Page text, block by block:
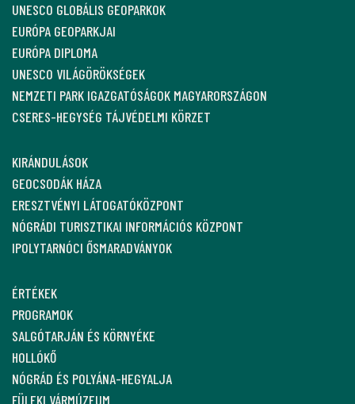
UNESCO GLOBÁLIS GEOPARKOK
EURÓPA GEOPARKJAI
EURÓPA DIPLOMA
UNESCO VILÁGÖRÖKSÉGEK
NEMZETI PARK IGAZGATÓSÁGOK MAGYARORSZÁGON
CSERES-HEGYSÉG TÁJVÉDELMI KÖRZET
KIRÁNDULÁSOK
GEOCSODÁK HÁZA
ERESZTVÉNYI LÁTOGATÓKÖZPONT
NÓGRÁDI TURISZTIKAI INFORMÁCIÓS KÖZPONT
IPOLYTARNÓCI ŐSMARADVÁNYOK
ÉRTÉKEK
PROGRAMOK
SALGÓTARJÁN ÉS KÖRNYÉKE
HOLLÓKŐ
NÓGRÁD ÉS POLYÁNA-HEGYALJA
FÜLEKI VÁRMÚZEUM